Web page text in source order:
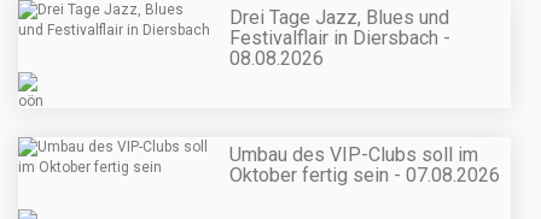
Drei Tage Jazz, Blues und
Festivalflair in Diersbach -
08.08.2026
Umbau des VIP-Clubs soll im
Oktober fertig sein - 07.08.2026